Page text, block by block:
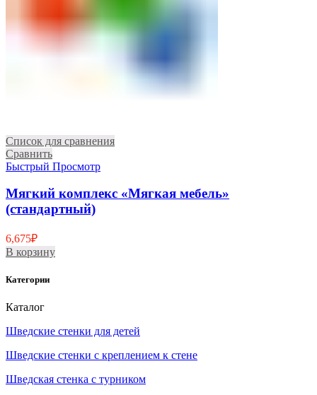
Список для сравнения
Сравнить
Быстрый Просмотр
Мягкий комплекс «Мягкая мебель»
(стандартный)
6,675₽
В корзину
Категории
Каталог
Шведские стенки для детей
Шведские стенки с креплением к стене
Шведская стенка с турником